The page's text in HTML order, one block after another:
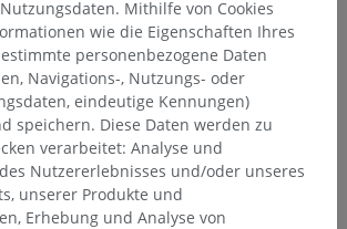
Mithilfe von Cookies
wie die Eigenschaften Ihres
personenbezogene Daten
Navigations-, Nutzungs- oder
eindeutige Kennungen)
speichern. Diese Daten werden zu
verarbeitet: Analyse und
Nutzererlebnisses und/oder unseres
unserer Produkte und
Erhebung und Analyse von